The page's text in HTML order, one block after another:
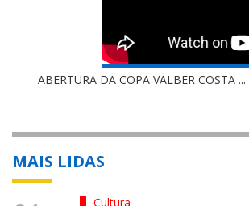
ABERTURA DA COPA VALBER COSTA ...
MAIS LIDAS
Cultura